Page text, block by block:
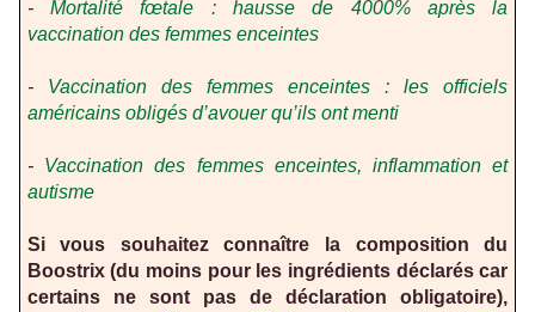
- Mortalité fœtale : hausse de 4000% après la
vaccination des femmes enceintes
- Vaccination des femmes enceintes : les officiels
américains obligés d’avouer qu’ils ont menti
- Vaccination des femmes enceintes, inflammation et
autisme
Si vous souhaitez connaître la composition du
Boostrix (du moins pour les ingrédients déclarés car
certains ne sont pas de déclaration obligatoire),